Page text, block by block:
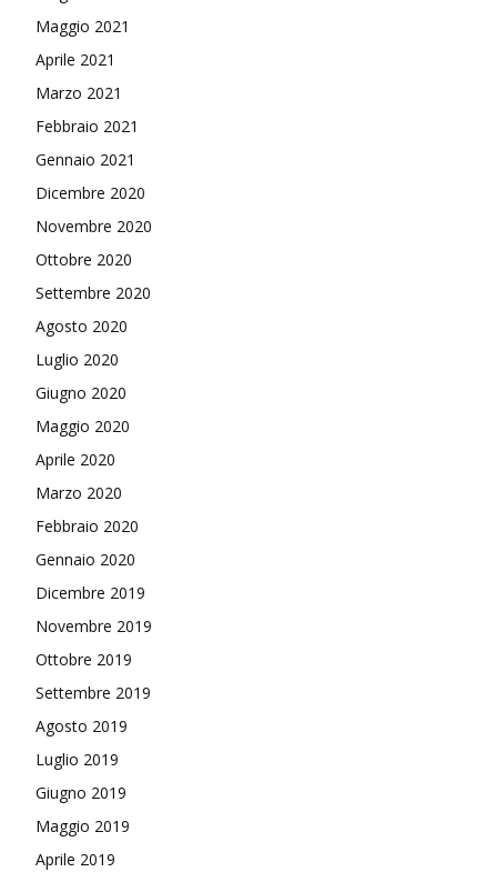
Maggio 2021
Aprile 2021
Marzo 2021
Febbraio 2021
Gennaio 2021
Dicembre 2020
Novembre 2020
Ottobre 2020
Settembre 2020
Agosto 2020
Luglio 2020
Giugno 2020
Maggio 2020
Aprile 2020
Marzo 2020
Febbraio 2020
Gennaio 2020
Dicembre 2019
Novembre 2019
Ottobre 2019
Settembre 2019
Agosto 2019
Luglio 2019
Giugno 2019
Maggio 2019
Aprile 2019